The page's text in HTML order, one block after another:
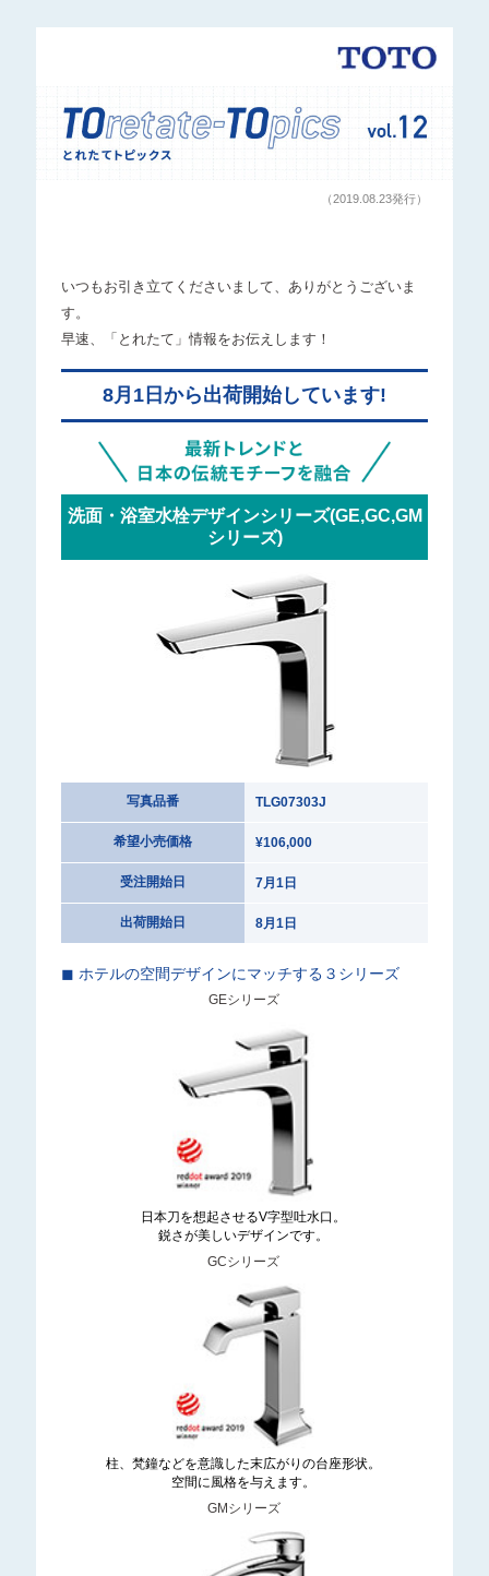
（2019.08.23発行）
いつもお引き立てくださいまして、ありがとうございま
す。
早速、「とれたて」情報をお伝えします！
8月1日から出荷開始しています!
洗面・浴室水栓デザインシリーズ(GE,GC,GM
シリーズ)
写真品番 TLG07303J
希望小売価格 ¥106,000
受注開始日 7月1日
出荷開始日 8月1日
◼︎ ホテルの空間デザインにマッチする３シリーズ
GEシリーズ
日本刀を想起させるV字型吐水口。
鋭さが美しいデザインです。
GCシリーズ
柱、梵鐘などを意識した末広がりの台座形状。
空間に風格を与えます。
GMシリーズ